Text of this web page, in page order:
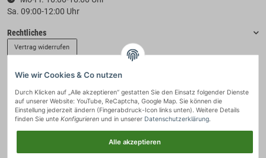
Sa. 09:00-12:00 Uhr
Rechtliches
Vertrag widerrufen
Zahlung & Versand
Wie wir Cookies & Co nutzen
Durch Klicken auf „Alle akzeptieren“ gestatten Sie den Einsatz folgender Dienste
auf unserer Website: YouTube, ReCaptcha, Google Map. Sie können die
Einstellung jederzeit ändern (Fingerabdruck-Icon links unten). Weitere Details
finden Sie unte Konfigurieren und in unserer Datenschutzerklärung.
Alle akzeptieren